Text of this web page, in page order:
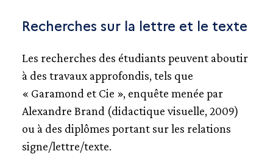
Recherches sur la lettre et le texte
Les recherches des étudiants peuvent aboutir
à des travaux approfondis, tels que
« Garamond et Cie », enquête menée par
Alexandre Brand (didactique visuelle, 2009)
ou à des diplômes portant sur les relations
signe/lettre/texte.